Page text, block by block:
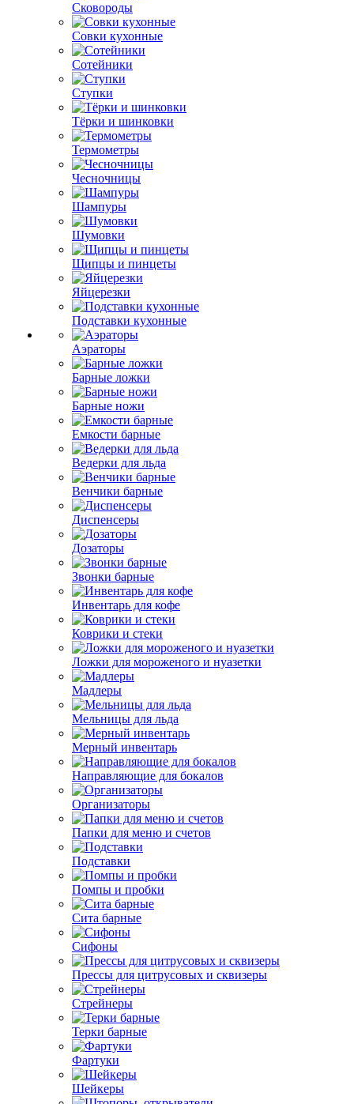
Сковороды
Совки кухонные
Сотейники
Ступки
Тёрки и шинковки
Термометры
Чесночницы
Шампуры
Шумовки
Щипцы и пинцеты
Яйцерезки
Подставки кухонные
Аэраторы
Барные ложки
Барные ножи
Емкости барные
Ведерки для льда
Венчики барные
Диспенсеры
Дозаторы
Звонки барные
Инвентарь для кофе
Коврики и стеки
Ложки для мороженого и нуазетки
Мадлеры
Мельницы для льда
Мерный инвентарь
Направляющие для бокалов
Организаторы
Папки для меню и счетов
Подставки
Помпы и пробки
Сита барные
Сифоны
Прессы для цитрусовых и сквизеры
Стрейнеры
Терки барные
Фартуки
Шейкеры